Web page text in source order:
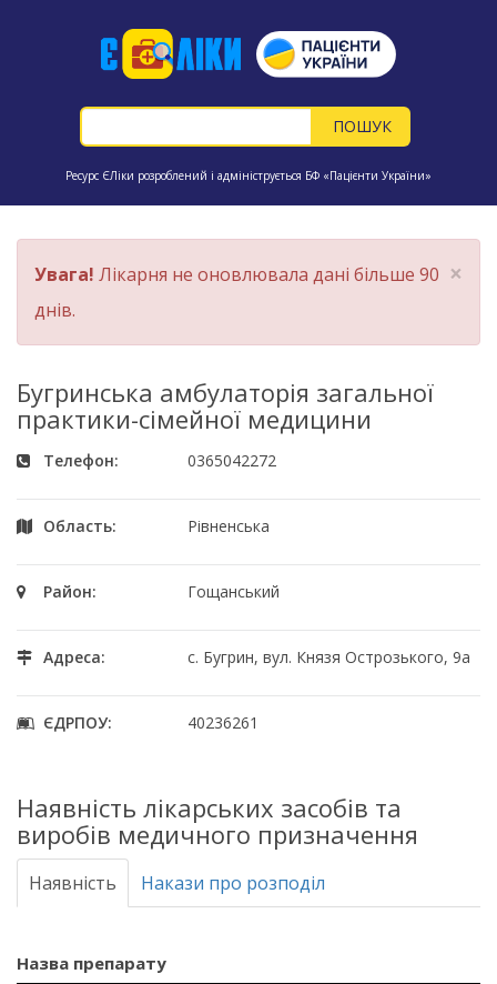
Ресурс ЄЛіки розроблений і адмініструється БФ «Пацієнти України»
×
Увага! Лікарня не оновлювала дані більше 90
днів.
Бугринська амбулаторія загальної
практики-сімейної медицини
Телефон: 0365042272
Область: Рівненська
Район: Гощанський
Адреса: с. Бугрин, вул. Князя Острозького, 9а
ЄДРПОУ: 40236261
Наявність лікарських засобів та
виробів медичного призначення
Наявність Накази про розподіл
Назва препарату